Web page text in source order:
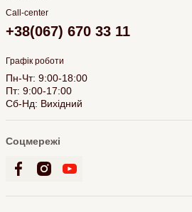
Call-center
+38(067) 670 33 11
Графік роботи
Пн-Чт: 9:00-18:00
Пт: 9:00-17:00
Сб-Нд: Вихідний
Соцмережі